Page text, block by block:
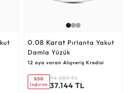
0.08 Karat
Damla Yüzük
12 aya varan Alışveriş Kredisi
%50
İndirim
74.289 TL
37.144 TL